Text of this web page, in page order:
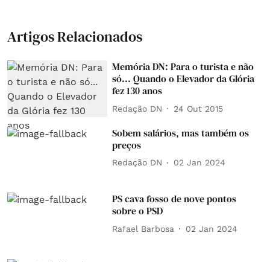
Artigos Relacionados
Memória DN: Para o turista e não
só... Quando o Elevador da Glória
fez 130 anos
Redação DN 24 Out 2015
Sobem salários, mas também os
preços
Redação DN 02 Jan 2024
PS cava fosso de nove pontos
sobre o PSD
Rafael Barbosa 02 Jan 2024